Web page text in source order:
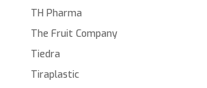
TH Pharma
The Fruit Company
Tiedra
Tiraplastic